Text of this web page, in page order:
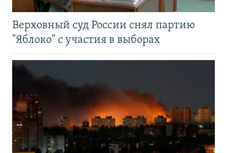
Верховный суд России снял партию
"Яблоко" с участия в выборах